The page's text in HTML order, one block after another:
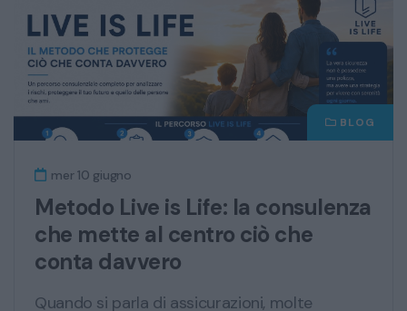
BLOG
mer 10 giugno
Metodo Live is Life: la consulenza
che mette al centro ciò che
conta davvero
Quando si parla di assicurazioni, molte